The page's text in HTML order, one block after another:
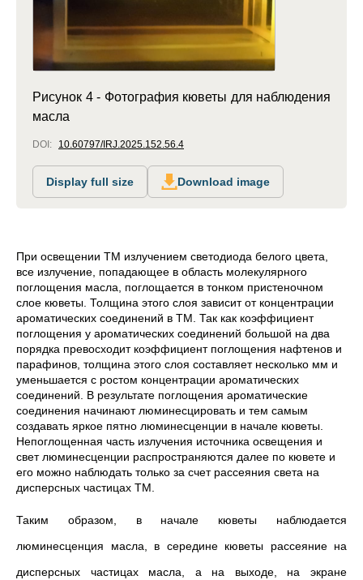
Рисунок 4 - Фотография кюветы для наблюдения
масла
DOI: 10.60797/IRJ.2025.152.56.4
Display full size Download image
При освещении ТМ излучением светодиода белого цвета,
все излучение, попадающее в область молекулярного
поглощения масла, поглощается в тонком пристеночном
слое кюветы. Толщина этого слоя зависит от концентрации
ароматических соединений в ТМ. Так как коэффициент
поглощения у ароматических соединений большой на два
порядка превосходит коэффициент поглощения нафтенов и
парафинов, толщина этого слоя составляет несколько мм и
уменьшается с ростом концентрации ароматических
соединений. В результате поглощения ароматические
соединения начинают люминесцировать и тем самым
создавать яркое пятно люминесценции в начале кюветы.
Непоглощенная часть излучения источника освещения и
свет люминесценции распространяются далее по кювете и
его можно наблюдать только за счет рассеяния света на
дисперсных частицах ТМ.
Таким образом, в начале кюветы наблюдается
люминесценция масла, в середине кюветы рассеяние на
дисперсных частицах масла, а на выходе, на экране